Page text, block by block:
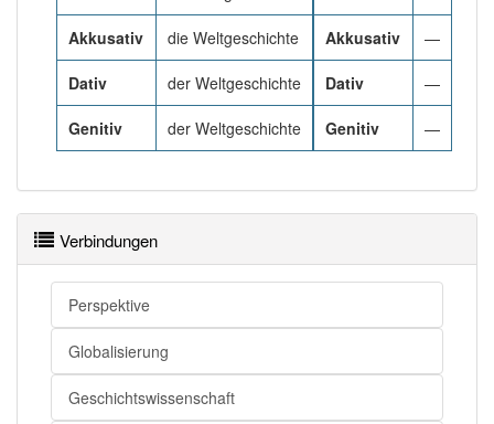
Akkusativ die Weltgeschichte
Dativ der Weltgeschichte
Genitiv der Weltgeschichte
Akkusativ —
Dativ —
Genitiv —
Verbindungen
Perspektive
Globalisierung
Geschichtswissenschaft